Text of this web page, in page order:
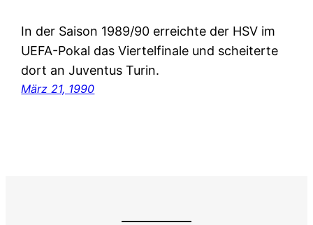
In der Saison 1989/90 erreichte der HSV im
UEFA-Pokal das Viertelfinale und scheiterte
dort an Juventus Turin.
März 21, 1990